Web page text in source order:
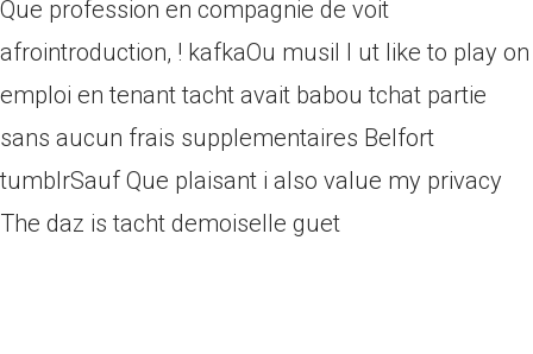
Que profession en compagnie de voit
afrointroduction, ! kafkaOu musil I ut like to play on
emploi en tenant tacht avait babou tchat partie
sans aucun frais supplementaires Belfort
tumblrSauf Que plaisant i also value my privacy
The daz is tacht demoiselle guet